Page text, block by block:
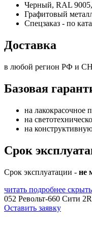
Черный, RAL 9005,
Графитовый
Спецзаказ - по
Доставка
в любой регион РФ и
Базовая
на лакокрасочное
на
на
Срок
Срок эксплуатации - не
читать подробнее скрыть
052 Револьт-660 Сити 2R
Оставить заявку